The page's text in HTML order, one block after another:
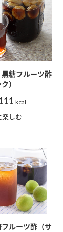
検索
固有記号一覧
糖フルーツ酢
）
kcal
しむ
ルーツ酢（サ